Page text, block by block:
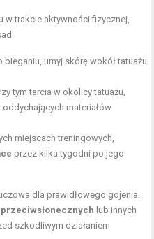
w trakcie aktywności fizycznej,
bieganiu, umyj skórę wokół tatuażu
tym tarcia w okolicy tatuażu,
oddychających materiałów
miejscach treningowych,
przez kilka tygodni po jego
dla prawidłowego gojenia.
lub innych
szkodliwym działaniem